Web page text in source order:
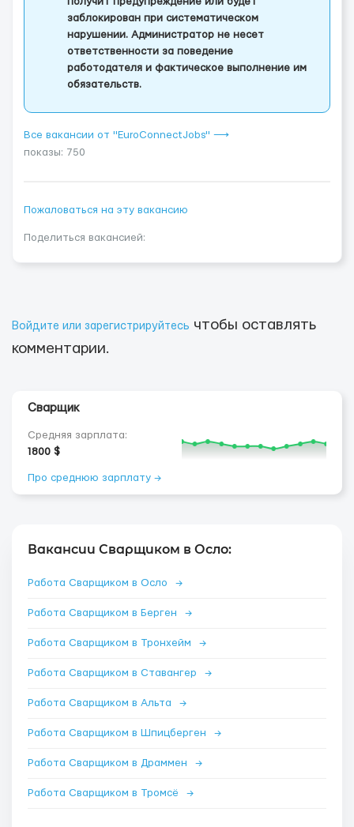
заблокирован при систематическом
нарушении. Администратор не несет
ответственности за поведение
работодателя и фактическое выполнение им
обязательств.
Все вакансии от "EuroConnectJobs" ⟶
показы: 750
Пожаловаться на эту вакансию
Поделиться вакансией:
Войдите или зарегистрируйтесь чтобы оставлять
комментарии.
Сварщик
Средняя зарплата:
1800 $
Про среднюю зарплату →
Вакансии Сварщиком в Осло:
Работа Сварщиком в Осло →
Работа Сварщиком в Берген →
Работа Сварщиком в Тронхейм →
Работа Сварщиком в Ставангер →
Работа Сварщиком в Альта →
Работа Сварщиком в Шпицберген →
Работа Сварщиком в Драммен →
Работа Сварщиком в Тромсё →